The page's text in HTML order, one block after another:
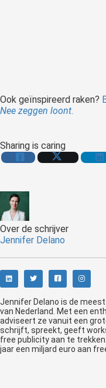
Ook geïnspireerd raken?
Nee zeggen loont.
Sharing is caring
Over de schrijver
Jennifer Delano
Jennifer Delano is de
van Nederland. Met een
adviseert ze vanuit een
schrijft, spreekt, geeft
free publicity aan te
jaar een miljard euro aan